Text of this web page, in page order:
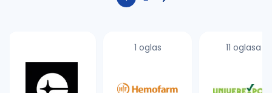
1 oglas 11 oglasa